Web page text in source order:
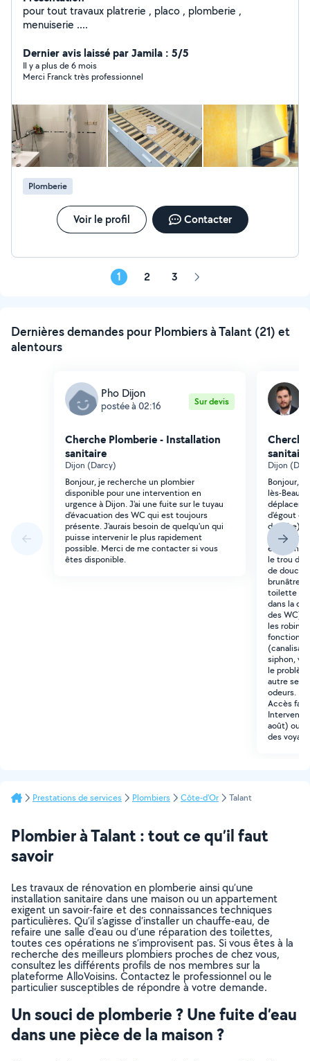
pour tout travaux platrerie , placo , plomberie ,
menuiserie ....
Dernier avis laissé par Jamila : 5/5
Il y a plus de 6 mois
Merci Franck très professionnel
Plomberie
Voir le profil Contacter
1 2 3 Page
Dernières demandes pour Plombiers à Talant (21) et
alentours
Pho Dijon
postée à 02:16 Sur devis
Cherche Plomberie - Installation
sanitaire
Dijon (Darcy)
Bonjour, je recherche un plombier
disponible pour une intervention en
urgence à Dijon. J'ai une fuite sur le tuyau
d'évacuation des WC qui est toujours
présente. J'aurais besoin de quelqu'un qui
puisse intervenir le plus rapidement
possible. Merci de me contacter si vous
êtes disponible.
sanitaire
Dijon
Bonjour,
lès-
d'égout
douche)
le trou de
de
brunâtre
toilette
dans la
des WC) ;
les
siphon,
le
autre
odeurs.
Accès
août) ou
des
Prestations de services Plombiers Côte-d'Or Talant
Plombier à Talant : tout ce qu’il faut
savoir
Les travaux de rénovation en plomberie ainsi qu’une
installation sanitaire dans une maison ou un appartement
exigent un savoir-faire et des connaissances techniques
particulières. Qu’il s’agisse d’installer un chauffe-eau, de
refaire une salle d’eau ou d’une réparation des toilettes,
toutes ces opérations ne s’improvisent pas. Si vous êtes à la
recherche des meilleurs plombiers proches de chez vous,
consultez les différents profils de nos membres sur la
plateforme AlloVoisins. Contactez le professionnel ou le
particulier susceptibles de répondre à votre demande.
Un souci de plomberie ? Une fuite d’eau
dans une pièce de la maison ?